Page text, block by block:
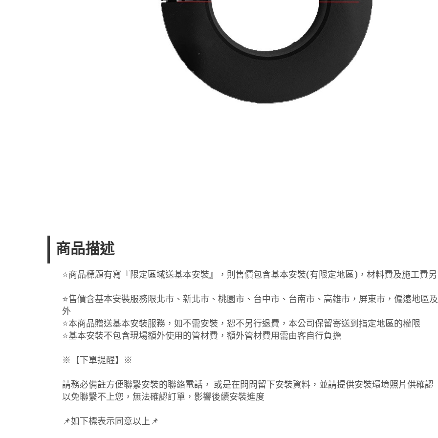
商品描述
⭐️商品標題有寫『限定區域送基本安裝』，則售價包含基本安裝(有限定地區)，材料費及施工費
⭐️售價含基本安裝服務限北市、新北市、桃園市、台中市、台南市、高雄市，屏東市，偏遠地區
外
⭐️本商品贈送基本安裝服務，如不需安裝，恕不另行退費，本公司保留寄送到指定地區的權限
⭐️基本安裝不包含現場額外使用的管材費，額外管材費用需由客自行負擔
※【下單提醒】※
請務必備註方便聯繫安裝的聯絡電話， 或是在問問留下安裝資料，並請提供安裝環境照片供確認
以免聯繫不上您，無法確認訂單，影響後續安裝進度
📌如下標表示同意以上📌